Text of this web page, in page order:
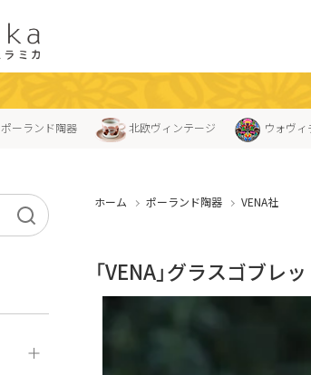
ポーランド陶器 北欧ヴィンテージ ウォヴ
ホーム ポーランド陶器 VENA社
「VENA」グラスゴブレ